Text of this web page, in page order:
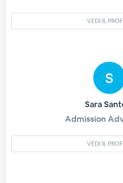
VEDI IL
Sara
Admission
VEDI IL